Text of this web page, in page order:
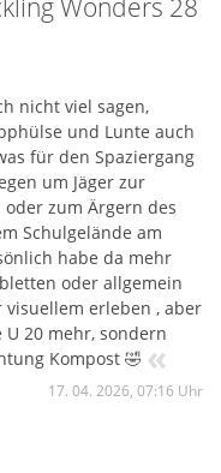
Preise mögliche
ausreichend
Wonders 28
nicht viel sagen,
und Lunte auch
für den Spaziergang
um Jäger zur
zum Ärgern des
Schulgelände am
habe da mehr
oder allgemein
erleben , aber
20 mehr, sondern
Kompost 🤣 «
17. 04. 2026, 07:16 Uhr